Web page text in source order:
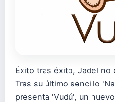
Éxito tras éxito, Jadel no
Tras su último sencillo
presenta 'Vudú', un